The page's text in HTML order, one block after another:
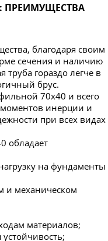
ПРЕИМУЩЕСТВА
благодаря своим
сечения и наличию
труба гораздо легче в
брус.
70х40 и всего
моментов инерции и
при всех видах
обладает
на фундаменты
и механическом
материалов;